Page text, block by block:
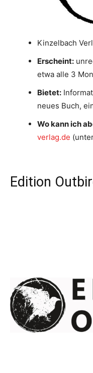
Kinzelbach
Erscheint:
etwa alle 3
Bietet:
neues Buch,
Wo kann ich
verlag.de
Edition